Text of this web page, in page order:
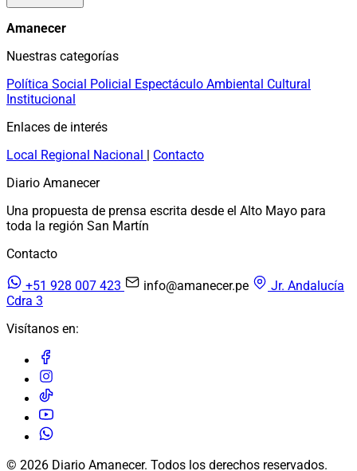
Amanecer
Nuestras categorías
Política Social Policial Espectáculo Ambiental Cultural
Institucional
Enlaces de interés
Local Regional Nacional | Contacto
Diario Amanecer
Una propuesta de prensa escrita desde el Alto Mayo para
toda la región San Martín
Contacto
+51 928 007 423 info@amanecer.pe
Jr. Andalucía
Cdra 3
Visítanos en:
© 2026 Diario Amanecer. Todos los derechos reservados.